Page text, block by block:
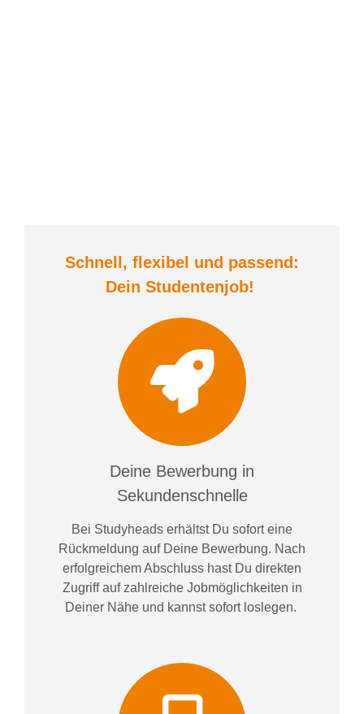
Schnell, flexibel und passend:
Dein Studentenjob!
Deine Bewerbung in
Sekundenschnelle
Bei Studyheads erhältst Du sofort eine
Rückmeldung auf Deine Bewerbung. Nach
erfolgreichem Abschluss hast Du direkten
Zugriff auf zahlreiche Jobmöglichkeiten in
Deiner Nähe und kannst sofort loslegen.